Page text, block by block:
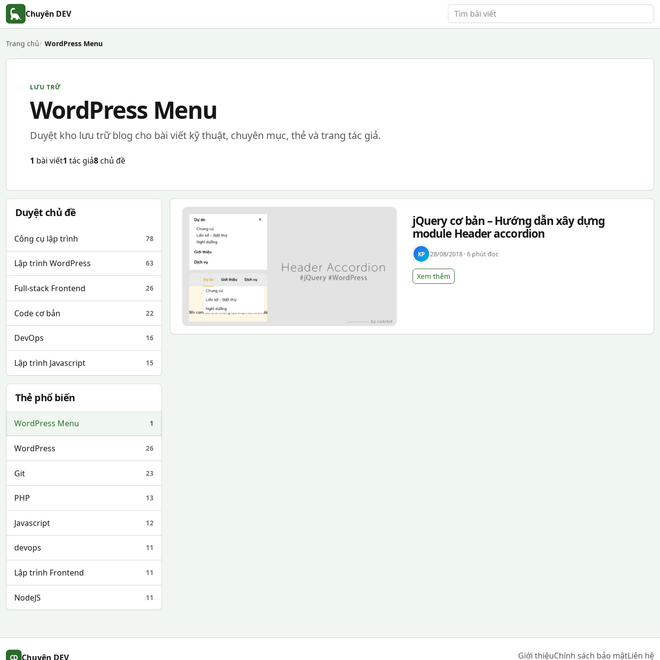
Chuyên DEV Tìm bài viết
Trang chủ WordPress Menu
LƯU TRỮ
WordPress Menu
Duyệt kho lưu trữ blog cho bài viết kỹ thuật, chuyên mục, thẻ và trang tác giả.
1 bài viết1 tác giả8chủ đề
Duyệt chủ đề
Công cụ lập trình 78
Lập trình WordPress 63
Full-stack Frontend 26
Code cơ bản 22
DevOps 16
Lập trình Javascript 15
Thẻ phổ biến
WordPress Menu 1
WordPress 26
Git 23
PHP 13
Javascript 12
devops 11
Lập trình Frontend 11
NodeJS 11
jQuery cơ bản – Hướng dẫn xây dựng
module Header accordion
KP 28/08/2018 · 6 phút đọc
Xem thêm
CD Chuyên DEV Giới thiệuChính sách bảo mậtLiên hệ